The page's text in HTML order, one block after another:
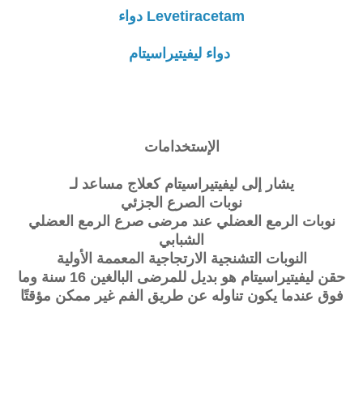
Levetiracetam دواء
دواء ليفيتيراسيتام
الإستخدامات
يشار إلى ليفيتيراسيتام كعلاج مساعد لـ
نوبات الصرع الجزئي
نوبات الرمع العضلي عند مرضى صرع الرمع العضلي
الشبابي
النوبات التشنجية الارتجاجية المعممة الأولية
حقن ليفيتيراسيتام هو بديل للمرضى البالغين 16 سنة وما
فوق عندما يكون تناوله عن طريق الفم غير ممكن مؤقتًا